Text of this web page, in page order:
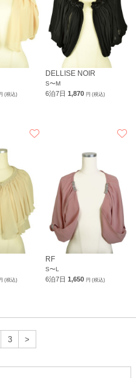
(税込)
DELLISE NOIR
S〜M
6泊7日1,870円 (税込)
(税込)
RF
S〜L
6泊7日1,650円 (税込)
3 >